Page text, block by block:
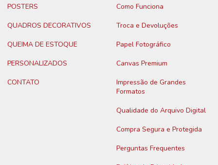
POSTERS
QUADROS DECORATIVOS
QUEIMA DE ESTOQUE
PERSONALIZADOS
CONTATO
Como Funciona
Troca e Devoluções
Papel Fotográfico
Canvas Premium
Impressão de Grandes
Formatos
Qualidade do Arquivo Digital
Compra Segura e Protegida
Perguntas Frequentes